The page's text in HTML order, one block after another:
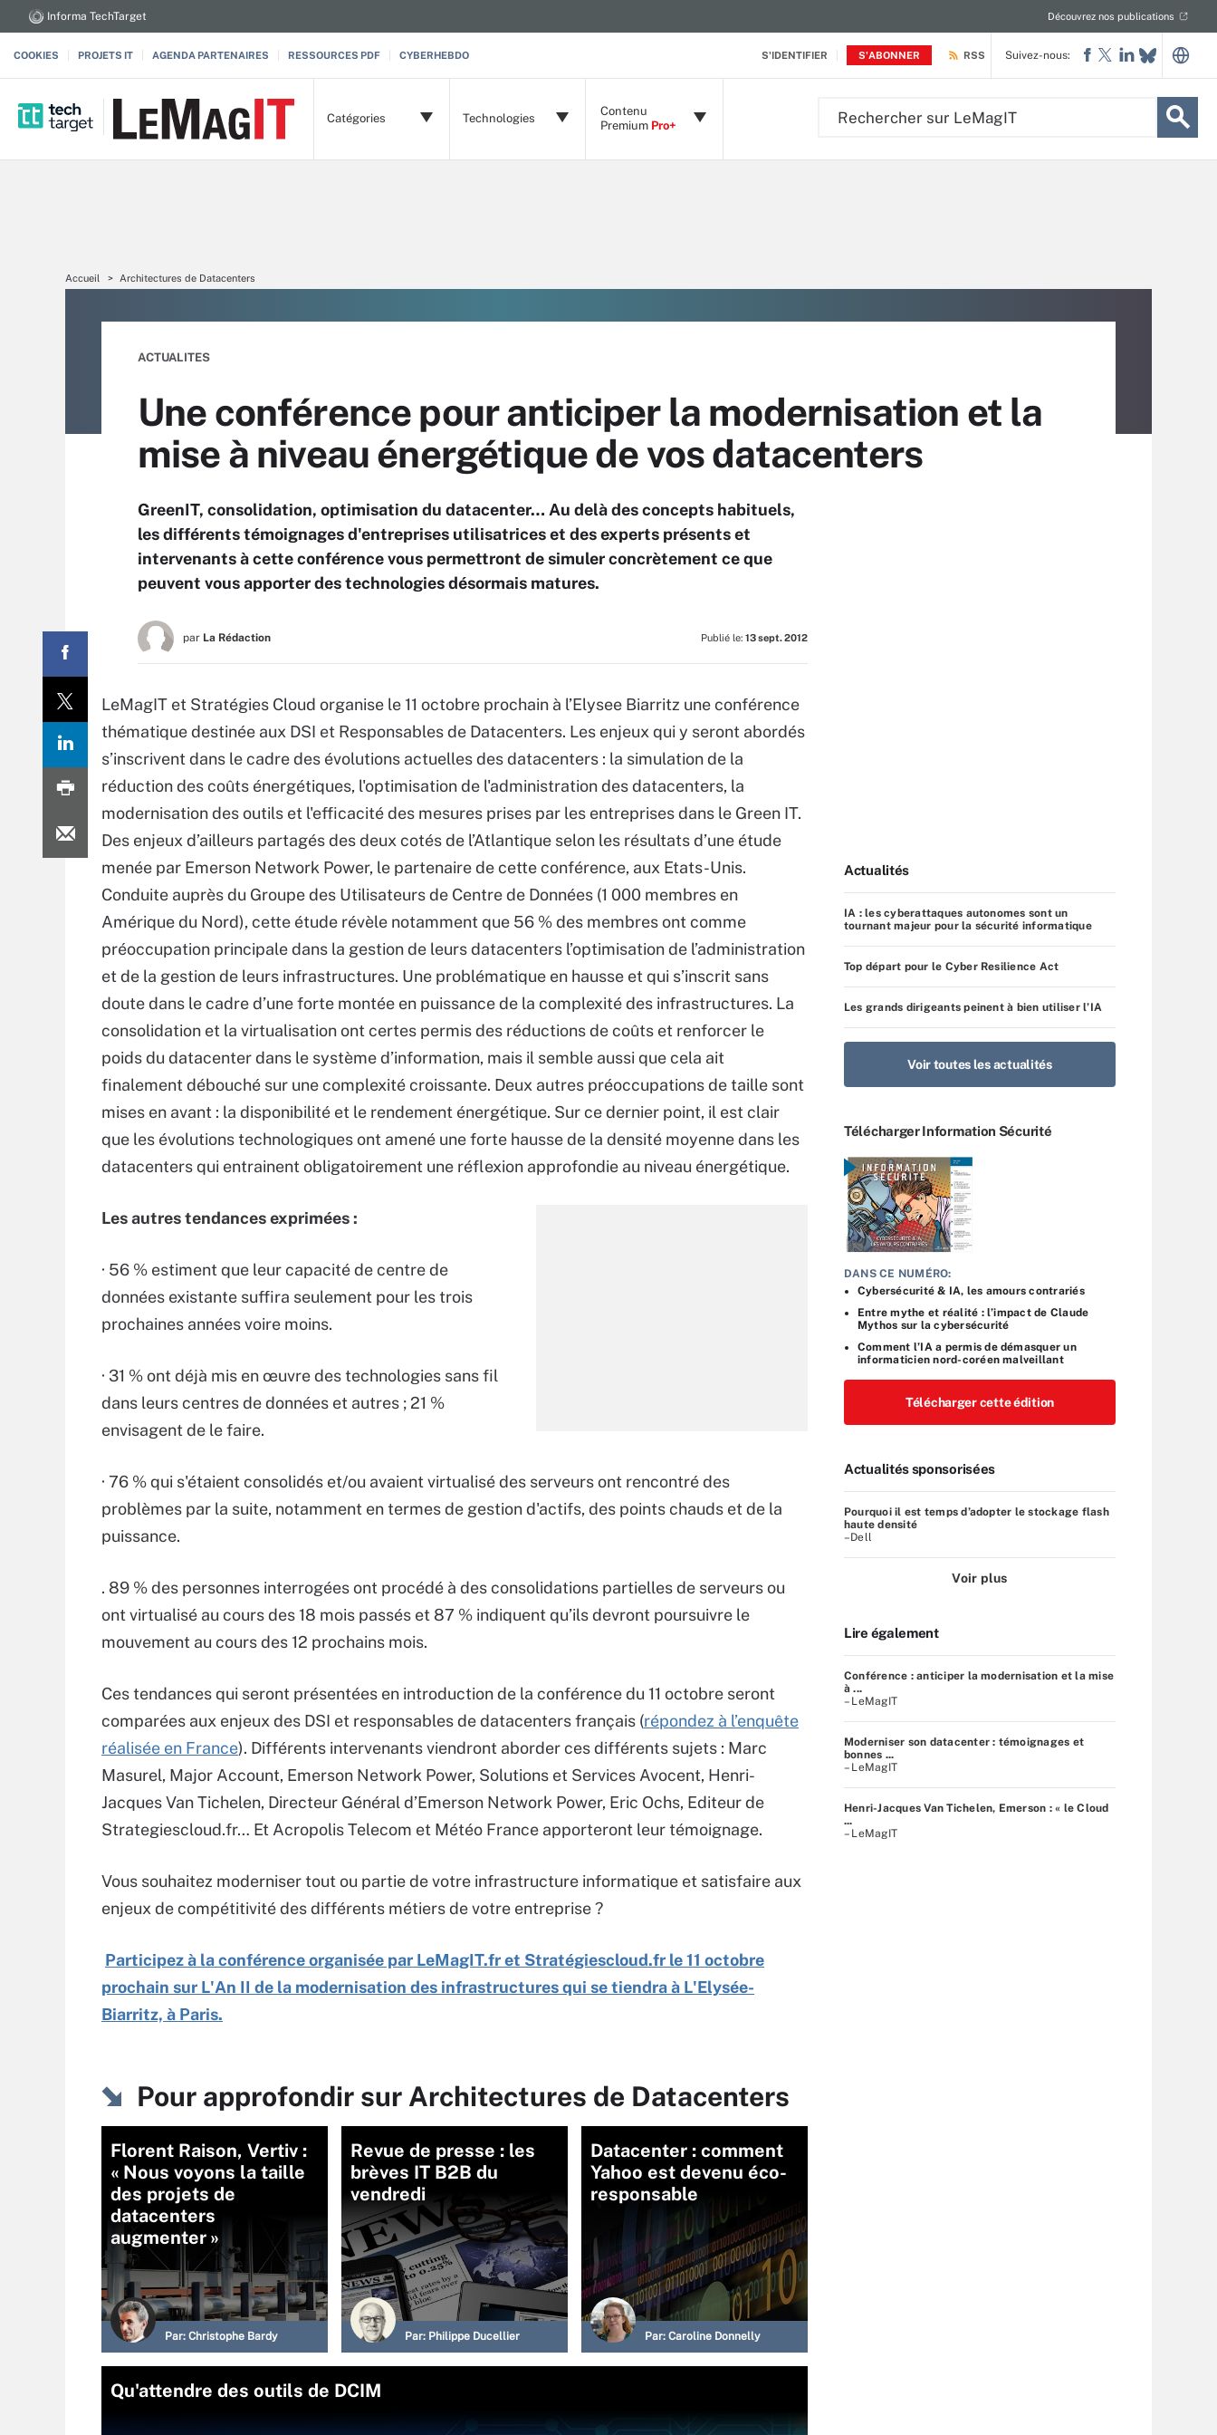
S'IDENTIFIER S'ABONNER
Informa TechTarget Découvrez nos publications
COOKIES PROJETS IT AGENDA PARTENAIRES RESSOURCES PDF CYBERHEBDO RSS
Catégories Technologies
Contenu
Premium Pro+
Suivez-nous:
Accueil Architectures de Datacenters
ACTUALITES
Une conférence pour anticiper la modernisation et la
mise à niveau énergétique de vos datacenters
GreenIT, consolidation, optimisation du datacenter… Au delà des concepts habituels,
les différents témoignages d'entreprises utilisatrices et des experts présents et
intervenants à cette conférence vous permettront de simuler concrètement ce que
peuvent vous apporter des technologies désormais matures.
par La Rédaction Publié le: 13 sept. 2012
LeMagIT et Stratégies Cloud organise le 11 octobre prochain à l’Elysee Biarritz une conférence
thématique destinée aux DSI et Responsables de Datacenters. Les enjeux qui y seront abordés
s’inscrivent dans le cadre des évolutions actuelles des datacenters : la simulation de la
réduction des coûts énergétiques, l'optimisation de l'administration des datacenters, la
modernisation des outils et l'efficacité des mesures prises par les entreprises dans le Green IT.
Des enjeux d’ailleurs partagés des deux cotés de l’Atlantique selon les résultats d’une étude
menée par Emerson Network Power, le partenaire de cette conférence, aux Etats-Unis.
Conduite auprès du Groupe des Utilisateurs de Centre de Données (1 000 membres en
Amérique du Nord), cette étude révèle notamment que 56 % des membres ont comme
préoccupation principale dans la gestion de leurs datacenters l’optimisation de l’administration
et de la gestion de leurs infrastructures. Une problématique en hausse et qui s’inscrit sans
doute dans le cadre d’une forte montée en puissance de la complexité des infrastructures. La
consolidation et la virtualisation ont certes permis des réductions de coûts et renforcer le
poids du datacenter dans le système d’information, mais il semble aussi que cela ait
finalement débouché sur une complexité croissante. Deux autres préoccupations de taille sont
mises en avant : la disponibilité et le rendement énergétique. Sur ce dernier point, il est clair
que les évolutions technologiques ont amené une forte hausse de la densité moyenne dans les
datacenters qui entrainent obligatoirement une réflexion approfondie au niveau énergétique.
Les autres tendances exprimées :
· 56 % estiment que leur capacité de centre de
données existante suffira seulement pour les trois
prochaines années voire moins.
· 31 % ont déjà mis en œuvre des technologies sans fil
dans leurs centres de données et autres ; 21 %
envisagent de le faire.
· 76 % qui s'étaient consolidés et/ou avaient virtualisé des serveurs ont rencontré des
problèmes par la suite, notamment en termes de gestion d'actifs, des points chauds et de la
puissance.
. 89 % des personnes interrogées ont procédé à des consolidations partielles de serveurs ou
ont virtualisé au cours des 18 mois passés et 87 % indiquent qu’ils devront poursuivre le
mouvement au cours des 12 prochains mois.
Ces tendances qui seront présentées en introduction de la conférence du 11 octobre seront
comparées aux enjeux des DSI et responsables de datacenters français (répondez à l’enquête
réalisée en France). Différents intervenants viendront aborder ces différents sujets : Marc
Masurel, Major Account, Emerson Network Power, Solutions et Services Avocent, Henri-
Jacques Van Tichelen, Directeur Général d’Emerson Network Power, Eric Ochs, Editeur de
Strategiescloud.fr… Et Acropolis Telecom et Météo France apporteront leur témoignage.
Vous souhaitez moderniser tout ou partie de votre infrastructure informatique et satisfaire aux
enjeux de compétitivité des différents métiers de votre entreprise ?
Participez à la conférence organisée par LeMagIT.fr et Stratégiescloud.fr le 11 octobre
prochain sur L'An II de la modernisation des infrastructures qui se tiendra à L'Elysée-
Biarritz, à Paris.
Pour approfondir sur Architectures de Datacenters
Florent Raison, Vertiv :
« Nous voyons la taille
des projets de
datacenters
augmenter »
Par: Christophe Bardy
Revue de presse : les
brèves IT B2B du
vendredi
Par: Philippe Ducellier
Datacenter : comment
Yahoo est devenu éco-
responsable
Par: Caroline Donnelly
Qu'attendre des outils de DCIM
Actualités
IA : les cyberattaques autonomes sont un
tournant majeur pour la sécurité informatique
Top départ pour le Cyber Resilience Act
Les grands dirigeants peinent à bien utiliser l’IA
Voir toutes les actualités
Télécharger Information Sécurité
DANS CE NUMÉRO:
Cybersécurité & IA, les amours contrariés
Entre mythe et réalité : l’impact de Claude
Mythos sur la cybersécurité
Comment l’IA a permis de démasquer un
informaticien nord-coréen malveillant
Télécharger cette édition
Actualités sponsorisées
Pourquoi il est temps d’adopter le stockage flash
haute densité
–Dell
Voir plus
Lire également
Conférence : anticiper la modernisation et la mise
à ...
– LeMagIT
Moderniser son datacenter : témoignages et
bonnes ...
– LeMagIT
Henri-Jacques Van Tichelen, Emerson : « le Cloud
...
– LeMagIT